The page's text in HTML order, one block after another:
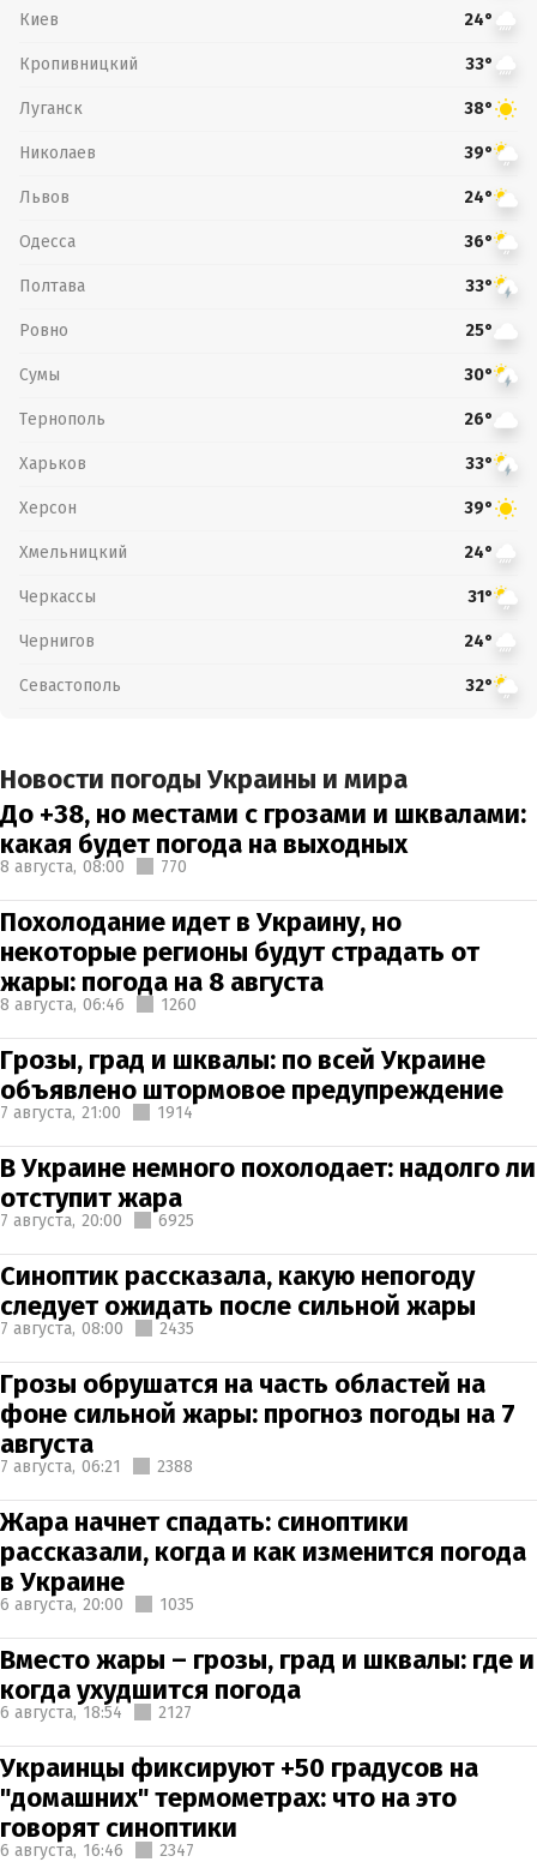
Киев 24°
Кропивницкий 33°
Луганск 38°
Николаев 39°
Львов 24°
Одесса 36°
Полтава 33°
Ровно 25°
Сумы 30°
Тернополь 26°
Харьков 33°
Херсон 39°
Хмельницкий 24°
Черкассы 31°
Чернигов 24°
Севастополь 32°
Новости погоды Украины и мира
До +38, но местами с грозами и шквалами:
какая будет погода на выходных
8 августа, 08:00 770
Похолодание идет в Украину, но
некоторые регионы будут страдать от
жары: погода на 8 августа
8 августа, 06:46 1260
Грозы, град и шквалы: по всей Украине
объявлено штормовое предупреждение
7 августа, 21:00 1914
В Украине немного похолодает: надолго ли
отступит жара
7 августа, 20:00 6925
Синоптик рассказала, какую непогоду
следует ожидать после сильной жары
7 августа, 08:00 2435
Грозы обрушатся на часть областей на
фоне сильной жары: прогноз погоды на 7
августа
7 августа, 06:21 2388
Жара начнет спадать: синоптики
рассказали, когда и как изменится погода
в Украине
6 августа, 20:00 1035
Вместо жары – грозы, град и шквалы: где и
когда ухудшится погода
6 августа, 18:54 2127
Украинцы фиксируют +50 градусов на
"домашних" термометрах: что на это
говорят синоптики
6 августа, 16:46 2347